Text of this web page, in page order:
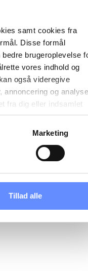
samt cookies fra
Disse formål
brugeroplevelse
vores indhold og
også videregive
annoncering og
fra dig eller indsamlet
være placeret i
overordnede
dermed behandle
Marketing
Tillad alle